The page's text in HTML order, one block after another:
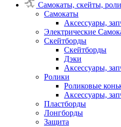
Самокаты, скейты,
Самокаты
Аксессуары,
Электрические
Скейтборды
Скейтборды
Дэки
Аксессуары,
Ролики
Роликовые
Аксессуары,
Пластборды
Лонгборды
Защита